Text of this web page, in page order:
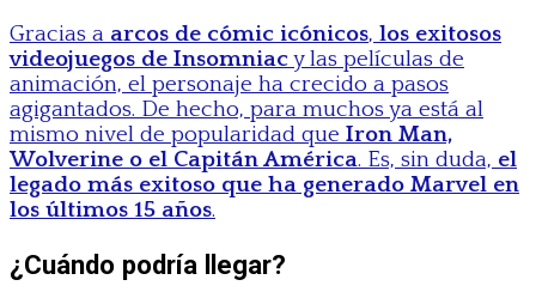
Gracias a arcos de cómic icónicos, los exitosos
videojuegos de Insomniacy las películas de
animación, el personaje ha crecido a pasos
agigantados. De hecho, para muchos ya está al
mismo nivel de popularidad que Iron Man,
Wolverine o el Capitán América. Es, sin duda, el
legado más exitoso que ha generado Marvel en
los últimos 15 años.
¿Cuándo podría llegar?